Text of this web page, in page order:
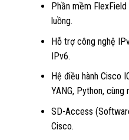
Phần mềm
luồng.
Hỗ trợ công nghệ
IPv6.
Hệ điều hành Cisco
YANG, Python, cùng
SD-Access
Cisco.